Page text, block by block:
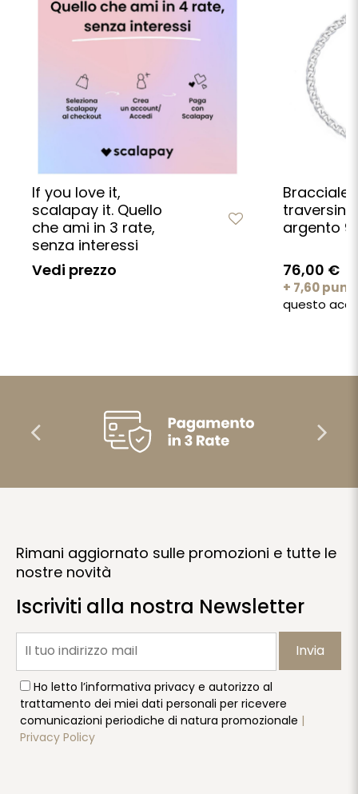
If you love it,
scalapay it. Quello
che ami in 3 rate,
senza interessi
Vedi prezzo
Bracciale
traversino
argento
76,00 €
+ 7,60
questo
Rimani aggiornato sulle promozioni e tutte le
nostre novità
Iscriviti alla nostra Newsletter
Invia
Ho letto l’informativa privacy e autorizzo al
trattamento dei miei dati personali per ricevere
comunicazioni periodiche di natura promozionale |
Privacy Policy